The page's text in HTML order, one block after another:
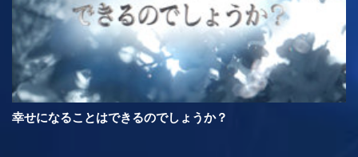
幸せになることはできるのでしょうか？